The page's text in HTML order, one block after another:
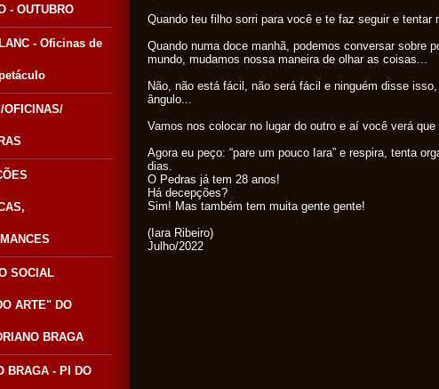
Quando teu filho sorri para você e te faz seguir e tentar
Quando numa doce manhã, podemos conversar sobre
mundo, mudamos nossa maneira de olhar as coisas...
Não, não está fácil, não será fácil e ninguém disse
ângulo...
Vamos nos colocar no lugar do outro e aí você verá
Agora eu peço: “pare um pouco Iara” e respira, tenta
dias.
O Pedras já tem 28 anos!
Há decepções?
Sim! Mas também tem muita gente gente!
(Iara Ribeiro)
Julho/2022
- OUTUBRO
- Oficinas de
OFICINAS/
SOCIAL
ARTE" DO
BRAGA
BRAGA - PI DO